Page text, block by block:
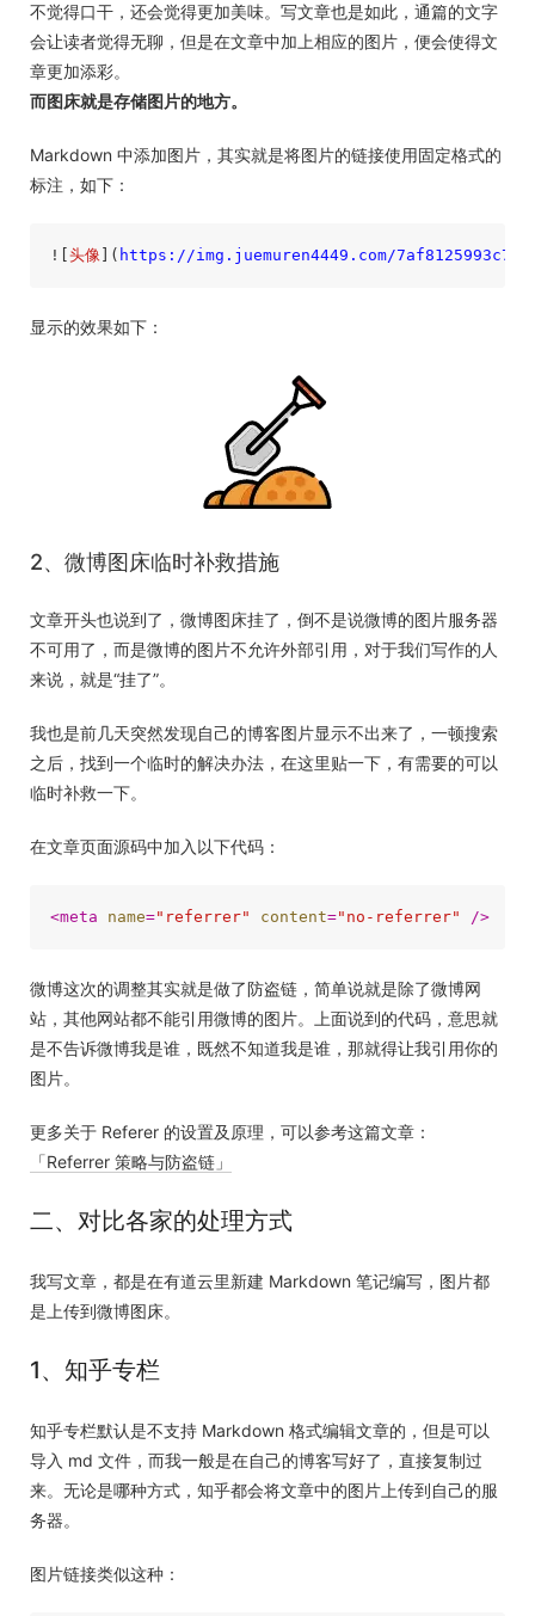
不觉得口干，还会觉得更加美味。写文章也是如此，通篇的文字
会让读者觉得无聊，但是在文章中加上相应的图片，便会使得文
章更加添彩。
而图床就是存储图片的地方。
Markdown 中添加图片，其实就是将图片的链接使用固定格式的
标注，如下：
![ 头像 ]( https://img.juemuren4449.com/
显示的效果如下：
2、微博图床临时补救措施
文章开头也说到了，微博图床挂了，倒不是说微博的图片服务器
不可用了，而是微博的图片不允许外部引用，对于我们写作的人
来说，就是“挂了”。
我也是前几天突然发现自己的博客图片显示不出来了，一顿搜索
之后，找到一个临时的解决办法，在这里贴一下，有需要的可以
临时补救一下。
在文章页面源码中加入以下代码：
<meta name="referrer" content="no-referrer" />
微博这次的调整其实就是做了防盗链，简单说就是除了微博网
站，其他网站都不能引用微博的图片。上面说到的代码，意思就
是不告诉微博我是谁，既然不知道我是谁，那就得让我引用你的
图片。
更多关于 Referer 的设置及原理，可以参考这篇文章：
「Referrer 策略与防盗链」
二、对比各家的处理方式
我写文章，都是在有道云里新建 Markdown 笔记编写，图片都
是上传到微博图床。
1、知乎专栏
知乎专栏默认是不支持 Markdown 格式编辑文章的，但是可以
导入 md 文件，而我一般是在自己的博客写好了，直接复制过
来。无论是哪种方式，知乎都会将文章中的图片上传到自己的服
务器。
图片链接类似这种：